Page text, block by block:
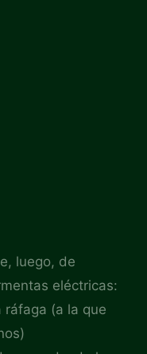
luego, de
eléctricas:
ráfaga (a la que